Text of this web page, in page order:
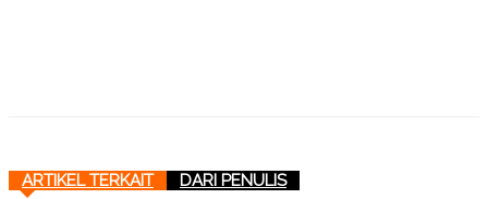
ARTIKEL TERKAIT DARI PENULIS